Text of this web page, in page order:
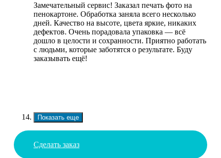
Замечательный сервис! Заказал печать фото на
пенокартоне. Обработка заняла всего несколько
дней. Качество на высоте, цвета яркие, никаких
дефектов. Очень порадовала упаковка — всё
дошло в целости и сохранности. Приятно работать
с людьми, которые заботятся о результате. Буду
заказывать ещё!
Показать еще
Сделать заказ